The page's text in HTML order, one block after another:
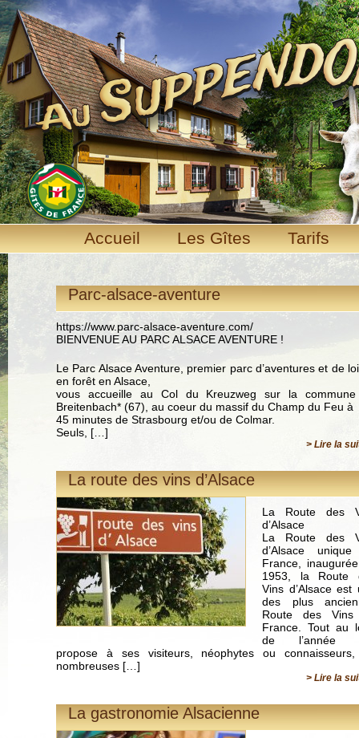
Accueil Les Gîtes Tarifs
Parc-alsace-aventure
https://www.parc-alsace-aventure.com/
BIENVENUE AU PARC ALSACE AVENTURE !
Le Parc Alsace Aventure, premier parc d’aventures et de
en forêt en Alsace,
vous accueille au Col du Kreuzweg sur la
Breitenbach* (67), au coeur du massif du Champ du Feu à
45 minutes de Strasbourg et/ou de Colmar.
Seuls, […]
> Lire la
La route des vins d’Alsace
La Route des
d’Alsace
La Route des
d’Alsace
France,
1953, la Route
Vins d’Alsace est
des plus
Route des
France. Tout au
de l’année
propose à ses visiteurs, néophytes ou
nombreuses […]
> Lire la
La gastronomie Alsacienne